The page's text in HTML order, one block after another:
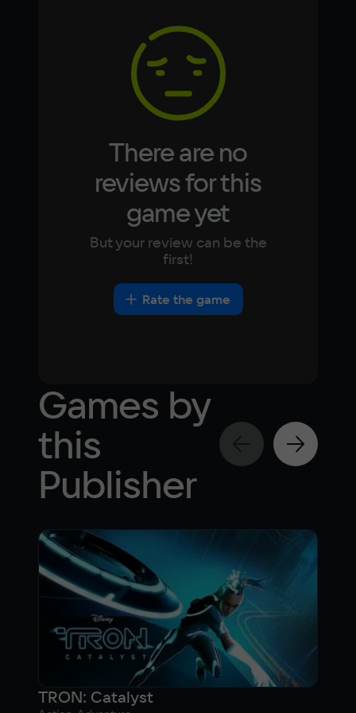
Video card
NVIDIA GeForce GTX 760
Japanese
There are no
reviews for this
game yet
But your review can be the
first!
Rate the game
Games by
this
Publisher
TRON: Catalyst